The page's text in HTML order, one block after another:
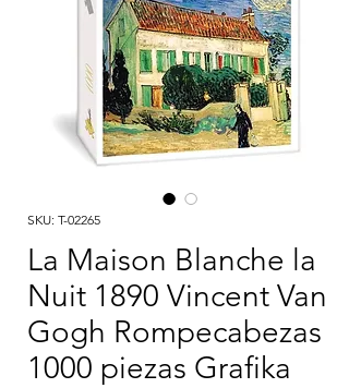
SKU: T-02265
La Maison Blanche la
Nuit 1890 Vincent Van
Gogh Rompecabezas
1000 piezas Grafika